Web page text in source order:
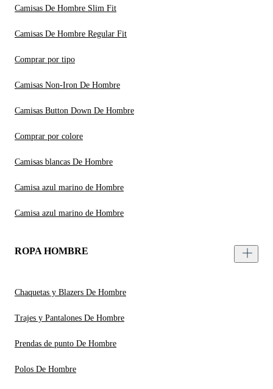
Camisas De Hombre Slim Fit
Camisas De Hombre Regular Fit
Comprar por tipo
Camisas Non-Iron De Hombre
Camisas Button Down De Hombre
Comprar por colore
Camisas blancas De Hombre
Camisa azul marino de Hombre
Camisa azul marino de Hombre
ROPA HOMBRE
Chaquetas y Blazers De Hombre
Trajes y Pantalones De Hombre
Prendas de punto De Hombre
Polos De Hombre